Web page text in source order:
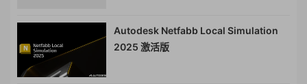
Autodesk Netfabb Local Simulation
2025 激活版